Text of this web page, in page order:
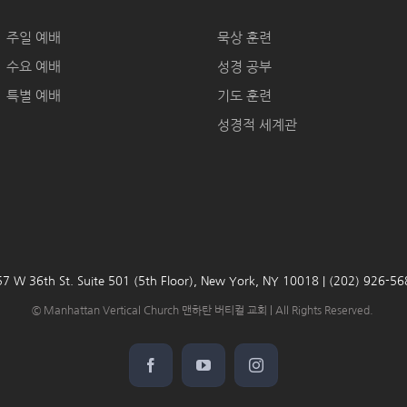
주일 예배
수요 예배
특별 예배
묵상 훈련
성경 공부
기도 훈련
성경적 세계관
W 36th St. Suite 501 (5th Floor), New York, NY 10018 | (202) 926-
© Manhattan Vertical Church 맨하탄 버티컬 교회 | All Rights Reserved.
FacebookYouTubeInstagram